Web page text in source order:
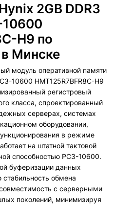
2GB DDR3
10600
H9 по
Минске
модуль оперативной памяти
10600 HMT125R7BFR8C-H9
регистровый
класса, спроектированный
серверах, системах
оборудовании,
в режиме
на штатной тактовой
способностью PC3-10600.
буферизации данных
обмена
с серверными
поколений, минимизируя